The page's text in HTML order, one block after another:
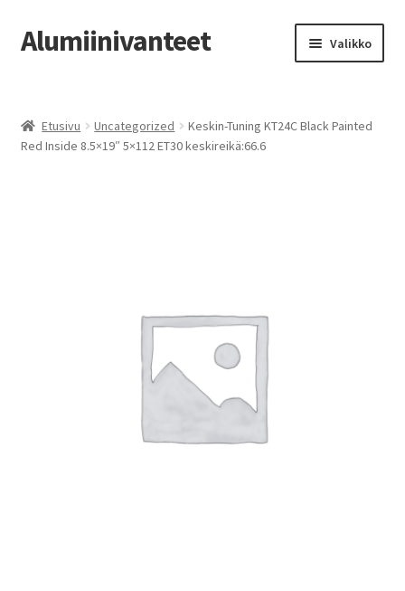
Siirry
navigointiin
Siirry
sisältöön
Alumiinivanteet Valikko
Kauppa
Etusivu Uncategorized
Keskin-Tuning KT24C Black Painted
Red Inside 8.5×19″ 5×112 ET30 keskireikä:66.6